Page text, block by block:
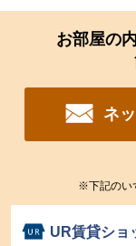
お部屋の
ネ
※下記のい
UR賃貸ショ